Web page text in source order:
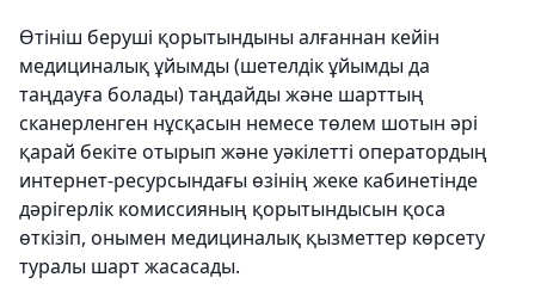
Өтініш беруші қорытындыны алғаннан кейін
медициналық ұйымды (шетелдік ұйымды да
таңдауға болады) таңдайды және шарттың
сканерленген нұсқасын немесе төлем шотын әрі
қарай бекіте отырып және уәкілетті оператордың
интернет-ресурсындағы өзінің жеке кабинетінде
дәрігерлік комиссияның қорытындысын қоса
өткізіп, онымен медициналық қызметтер көрсету
туралы шарт жасасады.